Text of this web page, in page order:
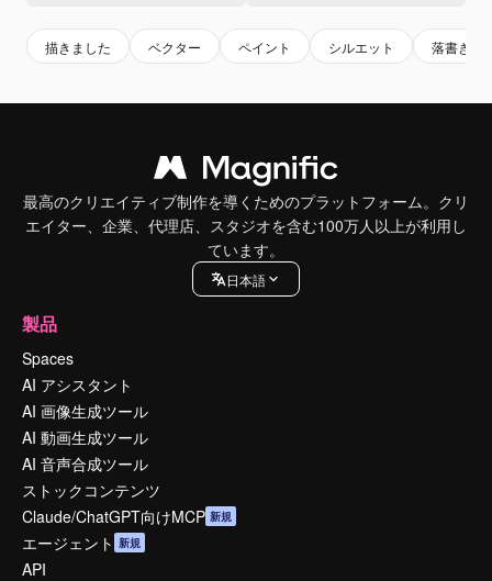
描きました ベクター ペイント シルエット 落書き
最高のクリエイティブ制作を導くためのプラットフォーム。クリ
エイター、企業、代理店、スタジオを含む100万人以上が利用し
ています。
日本語
製品
Spaces
AI アシスタント
AI 画像生成ツール
AI 動画生成ツール
AI 音声合成ツール
ストックコンテンツ
Claude/ChatGPT向けMCP 新規
エージェント 新規
API